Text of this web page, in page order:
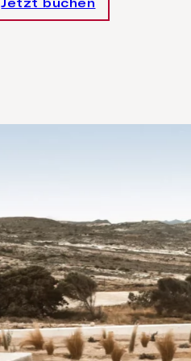
Jetzt buchen